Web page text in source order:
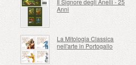
Il Signore degli Anelli - 25
Anni
La Mitologia Classica
nell'arte in Portogallo